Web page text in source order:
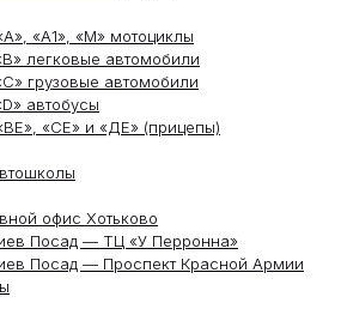
«А1», «М» мотоциклы
легковые автомобили
грузовые автомобили
автобусы
«СЕ» и «ДЕ» (прицепы)
офис Хотьково
Посад — ТЦ «У Перронна»
Посад — Проспект Красной Армии